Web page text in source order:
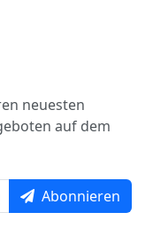
neuesten
auf dem
Abonnieren